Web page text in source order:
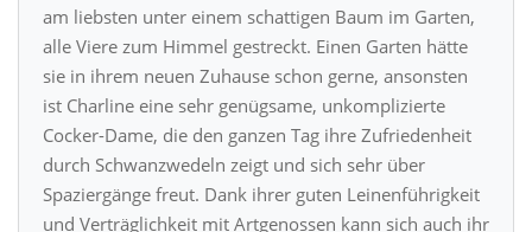
am liebsten unter einem schattigen Baum im Garten,
alle Viere zum Himmel gestreckt. Einen Garten hätte
sie in ihrem neuen Zuhause schon gerne, ansonsten
ist Charline eine sehr genügsame, unkomplizierte
Cocker-Dame, die den ganzen Tag ihre Zufriedenheit
durch Schwanzwedeln zeigt und sich sehr über
Spaziergänge freut. Dank ihrer guten Leinenführigkeit
und Verträglichkeit mit Artgenossen kann sich auch ihr